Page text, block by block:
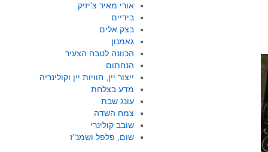
אורי מאיר צ'יזיק
בידיים
בצק אלים
גאמנון
הכוונה לטבח הצעיר
הנחתום
ייצור יין, חוויות יין וקולינריה
מדע בצלחת
עונג שבת
צמח השדה
שובב קולינרי
שום, פלפל ושמנ"ז